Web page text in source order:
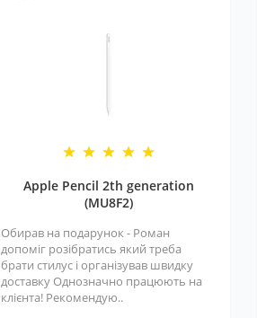
Apple Pencil 2th generation
(MU8F2)
Обирав на подарунок - Роман
допоміг розібратись який треба
брати стилус і організував швидку
доставку Однозначно працюють на
клієнта! Рекомендую..